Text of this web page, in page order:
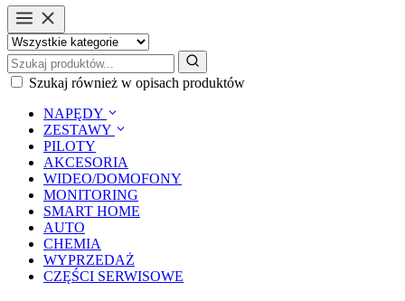
Szukaj również w opisach produktów
NAPĘDY
ZESTAWY
PILOTY
AKCESORIA
WIDEO/DOMOFONY
MONITORING
SMART HOME
AUTO
CHEMIA
WYPRZEDAŻ
CZĘŚCI SERWISOWE